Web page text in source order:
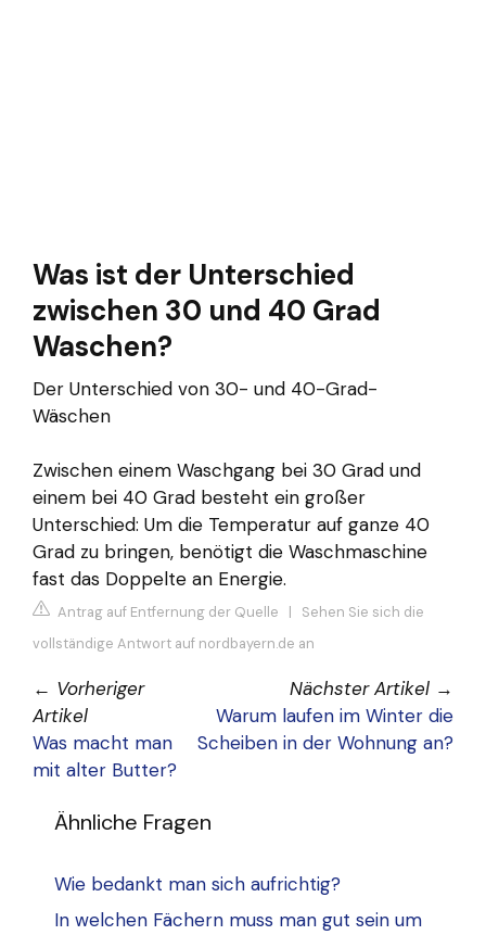
Was ist der Unterschied
zwischen 30 und 40 Grad
Waschen?
Der Unterschied von 30- und 40-Grad-
Wäschen
Zwischen einem Waschgang bei 30 Grad und
einem bei 40 Grad besteht ein großer
Unterschied: Um die Temperatur auf ganze 40
Grad zu bringen, benötigt die Waschmaschine
fast das Doppelte an Energie.
Antrag auf Entfernung der Quelle | Sehen Sie sich die
vollständige Antwort auf nordbayern.de an
← Vorheriger
Artikel
Was macht man
mit alter Butter?
Nächster Artikel →
Warum laufen im Winter die
Scheiben in der Wohnung an?
Ähnliche Fragen
Wie bedankt man sich aufrichtig?
In welchen Fächern muss man gut sein um